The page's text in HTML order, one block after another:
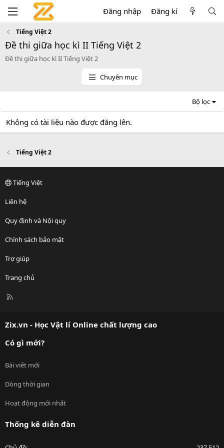
Đăng nhập Đăng kí
Tiếng Việt 2
Đề thi giữa học kì II Tiếng Việt 2
Đề thi giữa học kì II Tiếng Việt 2
Chuyên mục
Bộ lọc
Không có tài liệu nào được đăng lên.
Tiếng Việt 2
Tiếng Việt
Liên hệ
Quy định và Nội quy
Chính sách bảo mật
Trợ giúp
Trang chủ
R
Zix.vn - Học Vật lí Online chất lượng cao
Có gì mới?
Bài viết mới
Dòng thời gian
Hoạt động mới nhất
Thống kê diễn đàn